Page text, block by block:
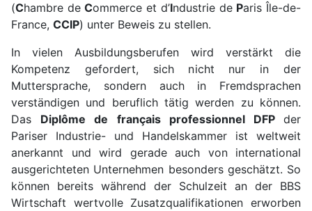
(Chambre deCommerce et d’Industrie de Paris Île-de-
France, CCIP) unter Beweis zu stellen.
In vielen Ausbildungsberufen wird verstärkt die
Kompetenz gefordert, sich nicht nur in der
Muttersprache, sondern auch in Fremdsprachen
verständigen und beruflich tätig werden zu können.
Das Diplôme de français professionnel DFPder
Pariser Industrie- und Handelskammer ist weltweit
anerkannt und wird gerade auch von international
ausgerichteten Unternehmen besonders geschätzt. So
können bereits während der Schulzeit an der BBS
Wirtschaft wertvolle Zusatzqualifikationen erworben